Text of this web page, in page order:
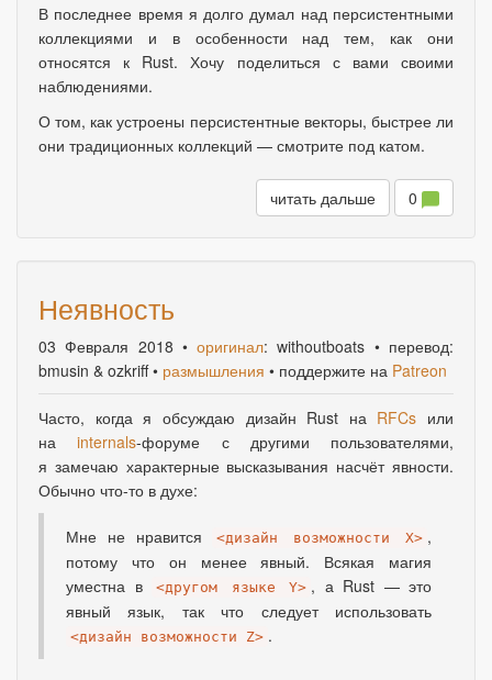
В последнее время я долго думал над персистентными
коллекциями и в особенности над тем,
как они
относятся к Rust. Хочу поделиться с вами своими
наблюдениями.
О том, как устроены персистентные векторы, быстрее ли
они традиционных коллекций — смотрите под катом.
читать дальше 0
Неявность
03 Февраля 2018 •оригинал: withoutboats • перевод:
bmusin & ozkriff • размышления • поддержите на Patreon
Часто, когда я обсуждаю дизайн Rust на RFCs или
наinternals-форуме с другими пользователями,
я замечаю характерные высказывания насчёт явности.
Обычно что-то в духе:
Мне не нравится <дизайн возможности X> ,
потому что он менее явный. Всякая магия
уместна в
<другом языке Y> , а Rust — это
явный язык, так что следует использовать
<дизайн возможности Z> .